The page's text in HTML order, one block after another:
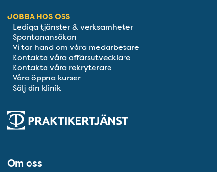
JOBBA HOS OSS
Lediga tjänster & verksamheter
Spontanansökan
Vi tar hand om våra medarbetare
Kontakta våra affärsutvecklare
Kontakta våra rekryterare
Våra öppna kurser
Sälj din klinik
Om oss